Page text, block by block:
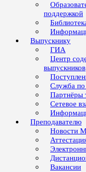
поддержкой
Выпускнику
ГИА
Центр
выпускников
Служба по
Партнёры
Сетевое
Преподавателю
Новости
Вакансии